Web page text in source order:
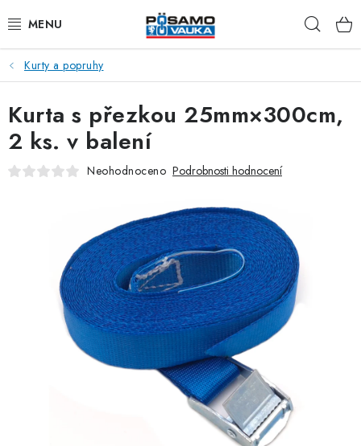
na
ŘETĚZY
LANA Z OCELI A NEREZI
PŘÍSLUŠENSTVÍ K LANŮM
RAPID ČLÁNKY
TŘMENY A ZÁVĚSNÁ OKA
OTOČNÁ OKA A OBRTLÍKY
Kurty a popruhy
Kurta s přezkou 25mm×300cm,
2 ks. v balení
Neohodnoceno Podrobnosti hodnocení